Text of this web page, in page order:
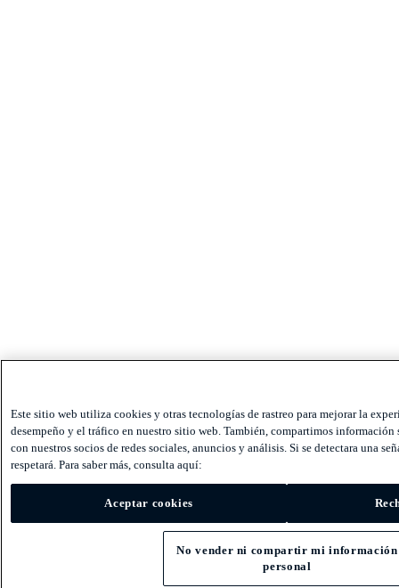
Este sitio web utiliza cookies y otras tecnologías de rastreo para mejorar la
desempeño y el tráfico en nuestro sitio web. También, compartimos información
con nuestros socios de redes sociales, anuncios y análisis. Si se detectara una
respetará. Para saber más, consulta aquí:
Aceptar cookies
No vender ni compartir mi información
personal